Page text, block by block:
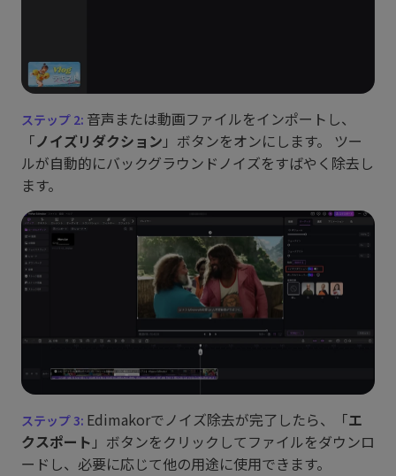
音声または動画ファイルをインポートし、
「ノイズリダクション 」ボタンをオンにします。 ツー
ルが自動的にバックグラウンドノイズをすばやく除去し
ます。
Edimakorでノイズ除去が完了したら、「エ
クスポート 」ボタンをクリックしてファイルをダウンロ
ードし、必要に応じて他の用途に使用できます。